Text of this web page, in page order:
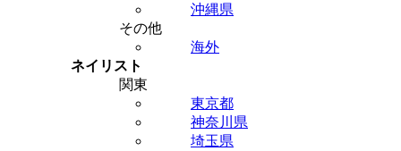
沖縄県
その他
海外
ネイリスト
関東
東京都
神奈川県
埼玉県